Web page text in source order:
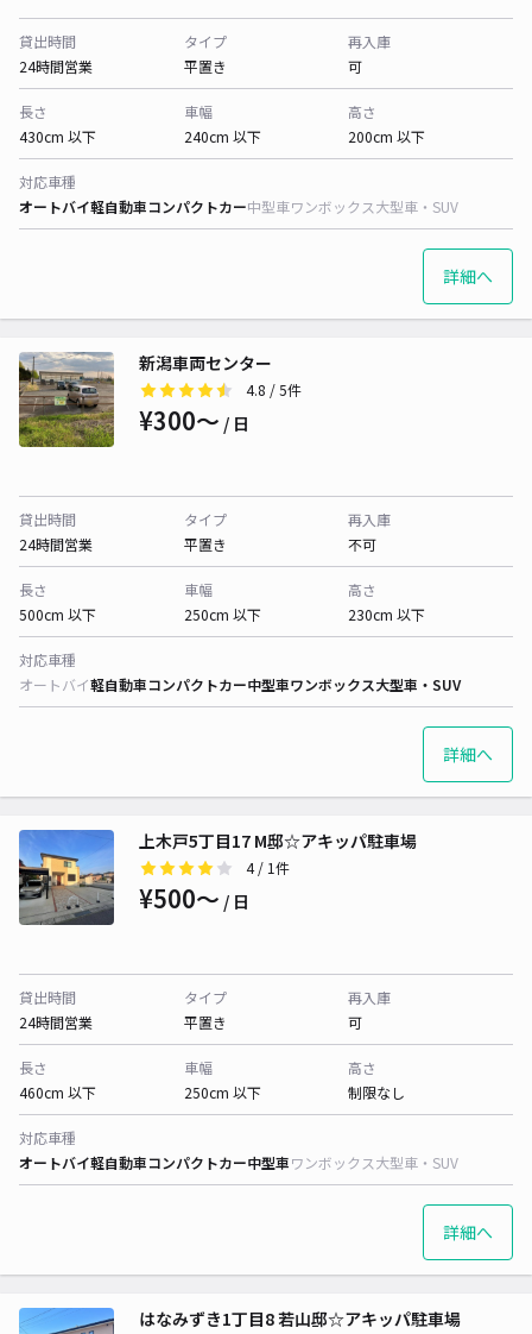
貸出時間
24時間営業
タイプ
平置き
再入庫
可
長さ
430cm 以下
車幅
240cm 以下
高さ
200cm 以下
対応車種
オートバイ軽自動車コンパクトカー中型車ワンボックス大型車・SUV
詳細へ
新潟車両センター
4.8 / 5件
¥300〜 / 日
貸出時間
24時間営業
タイプ
平置き
再入庫
不可
長さ
500cm 以下
車幅
250cm 以下
高さ
230cm 以下
対応車種
オートバイ軽自動車コンパクトカー中型車ワンボックス大型車・SUV
詳細へ
上木戸5丁目17 M邸☆アキッパ駐車場
4/ 1件
¥500〜 / 日
貸出時間
24時間営業
タイプ
平置き
再入庫
可
長さ
460cm 以下
車幅
250cm 以下
高さ
制限なし
対応車種
オートバイ軽自動車コンパクトカー中型車ワンボックス大型車・SUV
詳細へ
はなみずき1丁目8 若山邸☆アキッパ駐車場